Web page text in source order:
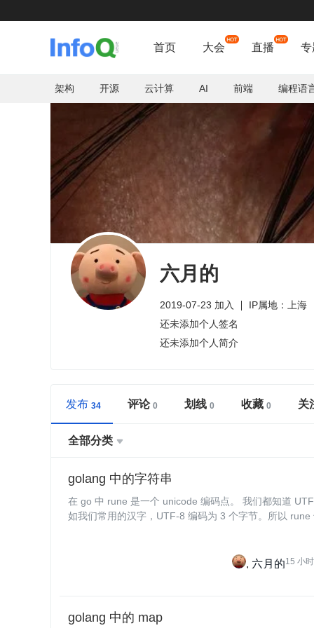
首页 大会 直播 专
架构 开源 云计算 AI 前端 编程语
六月的
2019-07-23 加入
IP属地：上海
还未添加个人签名
还未添加个人简介
发布 评论 划线 收藏 关
全部分类 
golang 中的字符串
在 go 中 rune 是一个 unicode 编码点。 我们都知道 UTF-8 将字符编码为 1-4 个字节，比
如我们常用的汉字，UTF-8 编码为 3 个字节。所以
六月的15 小
golang 中的 map